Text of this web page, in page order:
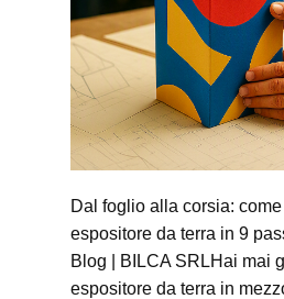
Dal foglio alla corsia:
espositore da terra in 9
Blog | BILCA SRLHai mai
espositore da terra in